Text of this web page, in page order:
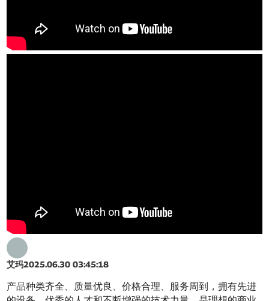
艾玛2025.06.30 03:45:18
产品种类齐全、质量优良、价格合理、服务周到，拥有先进